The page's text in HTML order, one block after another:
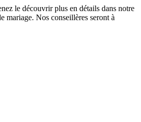
le découvrir plus en détails dans notre
mariage. Nos conseillères seront à